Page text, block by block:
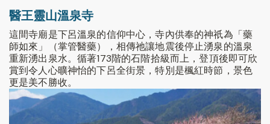
醫王靈山溫泉寺
這間寺廟是下呂溫泉的信仰中心，寺內供奉的神祇為「藥
師如來」（掌管醫藥），相傳祂讓地震後停止湧泉的溫泉
重新湧出泉水。循著173階的石階拾級而上，登頂後即可欣
賞到令人心曠神怡的下呂全街景，特別是楓紅時節，景色
更是美不勝收。